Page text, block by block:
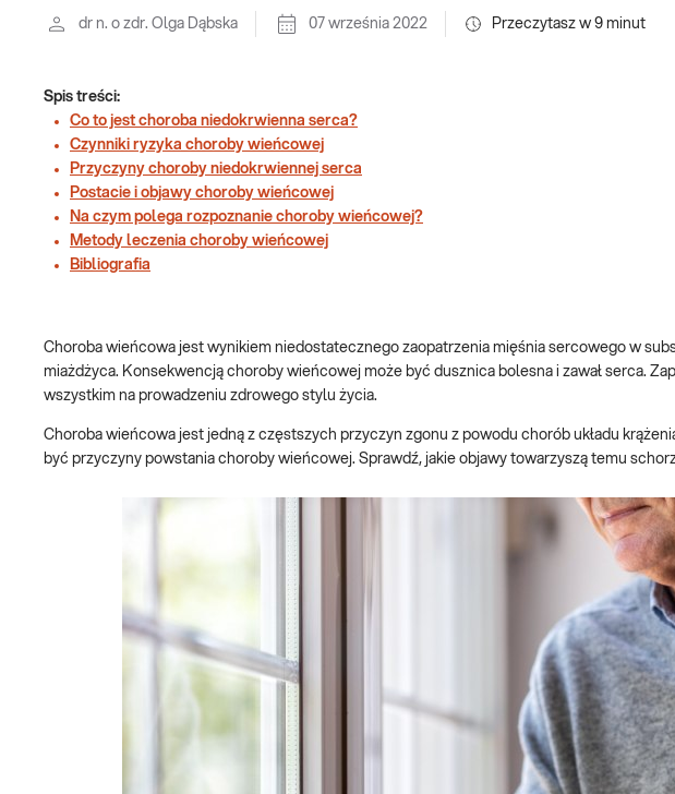
dr n. o zdr. Olga Dąbska 07 września 2022 Przeczytasz w 9 minut
Spis treści:
Co to jest choroba niedokrwienna serca?
Czynniki ryzyka choroby wieńcowej
Przyczyny choroby niedokrwiennej serca
Postacie i objawy choroby wieńcowej
Na czym polega rozpoznanie choroby wieńcowej?
Metody leczenia choroby wieńcowej
Bibliografia
Choroba wieńcowa jest wynikiem niedostatecznego zaopatrzenia mięśnia sercowego w
miażdżyca. Konsekwencją choroby wieńcowej może być dusznica bolesna i zawał serca.
wszystkim na prowadzeniu zdrowego stylu życia.
Choroba wieńcowa jest jedną z częstszych przyczyn zgonu z powodu chorób układu
być przyczyny powstania choroby wieńcowej. Sprawdź, jakie objawy towarzyszą temu